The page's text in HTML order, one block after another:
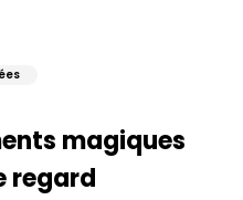
magiques
regard